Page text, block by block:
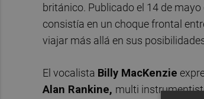
británico. Publicado el 14 de mayo
consistía en un choque frontal
viajar más allá en sus
El vocalista Billy MacKenzie
Alan Rankine, multi